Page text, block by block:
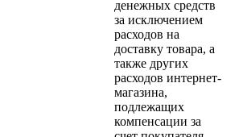
денежных средств
за исключением
расходов на
доставку товара, а
также других
расходов интернет-
магазина,
подлежащих
компенсации за